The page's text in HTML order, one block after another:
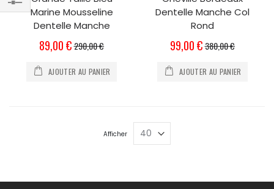
Marine Mousseline
Dentelle Manche
Prix
Spécial
89,00 €290,00 €
AJOUTER AU PANIER
Dentelle Manche Col
Rond
Prix
Spécial
99,00 €380,00 €
AJOUTER AU PANIER
Afficher
Filtrer